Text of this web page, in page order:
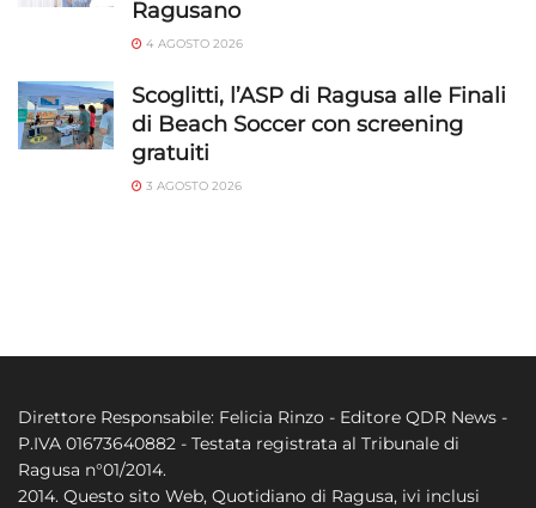
Ragusano
4 AGOSTO 2026
Scoglitti, l’ASP di Ragusa alle Finali
di Beach Soccer con screening
gratuiti
3 AGOSTO 2026
Direttore Responsabile: Felicia Rinzo - Editore QDR News -
P.IVA 01673640882 - Testata registrata al Tribunale di
Ragusa n°01/2014.
2014. Questo sito Web, Quotidiano di Ragusa, ivi inclusi